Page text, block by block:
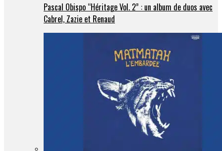
Pascal Obispo “Héritage Vol. 2” : un album de duos avec
Cabrel, Zazie et Renaud